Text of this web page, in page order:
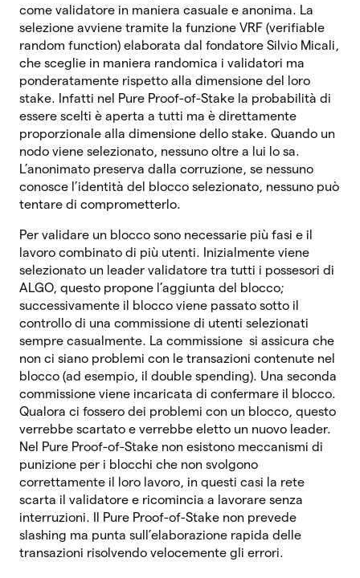
come validatore in maniera casuale e anonima. La
selezione avviene tramite la funzione VRF (verifiable
random function) elaborata dal fondatore Silvio Micali,
che sceglie in maniera randomica i validatori ma
ponderatamente rispetto alla dimensione del loro
stake. Infatti nel Pure Proof-of-Stake la probabilità di
essere scelti è aperta a tutti ma è direttamente
proporzionale alla dimensione dello stake. Quando un
nodo viene selezionato, nessuno oltre a lui lo sa.
L’anonimato preserva dalla corruzione, se nessuno
conosce l’identità del blocco selezionato, nessuno può
tentare di comprometterlo.
Per validare un blocco sono necessarie più fasi e il
lavoro combinato di più utenti. Inizialmente viene
selezionato un leader validatore tra tutti i possesori di
ALGO, questo propone l’aggiunta del blocco;
successivamente il blocco viene passato sotto il
controllo di una commissione di utenti selezionati
sempre casualmente. La commissione si assicura che
non ci siano problemi con le transazioni contenute nel
blocco (ad esempio, il double spending). Una seconda
commissione viene incaricata di confermare il blocco.
Qualora ci fossero dei problemi con un blocco, questo
verrebbe scartato e verrebbe eletto un nuovo leader.
Nel Pure Proof-of-Stake non esistono meccanismi di
punizione per i blocchi che non svolgono
correttamente il loro lavoro, in questi casi la rete
scarta il validatore e ricomincia a lavorare senza
interruzioni. Il Pure Proof-of-Stake non prevede
slashing ma punta sull’elaborazione rapida delle
transazioni risolvendo velocemente gli errori.